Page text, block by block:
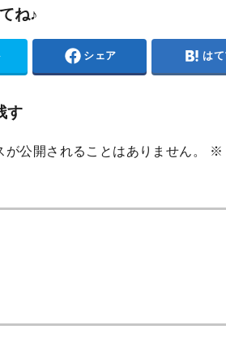
ね♪
シェア は
す
が公開されることはありません。 ※